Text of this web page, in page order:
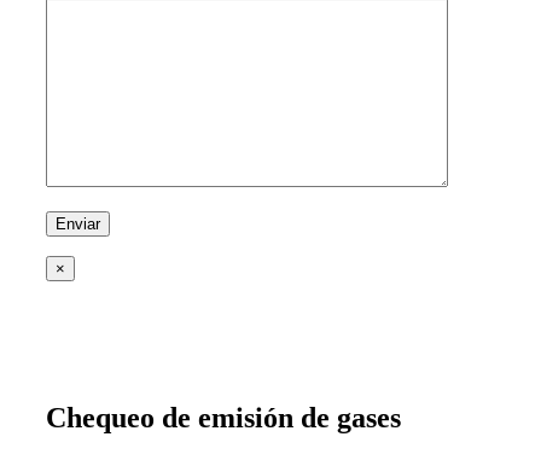
×
Chequeo de emisión de gases